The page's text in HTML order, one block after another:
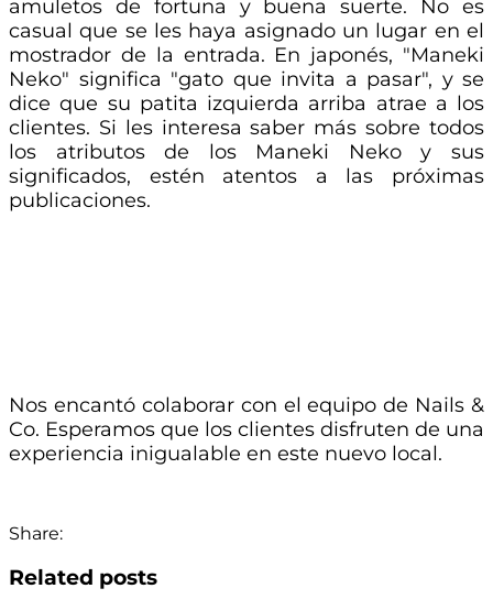
amuletos de fortuna y buena suerte. No es
casual que se les haya asignado un lugar en el
mostrador de la entrada. En japonés, "Maneki
Neko" significa "gato que invita a pasar", y se
dice que su patita izquierda arriba atrae a los
clientes. Si les interesa saber más sobre todos
los atributos de los Maneki Neko y sus
significados, estén atentos a las próximas
publicaciones.
Nos encantó colaborar con el equipo de Nails &
Co. Esperamos que los clientes disfruten de una
experiencia inigualable en este nuevo local.
Share:
Related posts